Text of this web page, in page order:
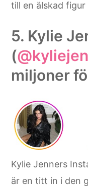
till en älskad
5. Kylie
(
miljoner
Kylie Jenners
är en titt in i den